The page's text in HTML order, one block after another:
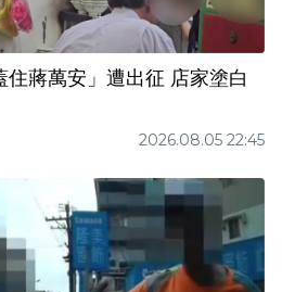
蔣萬安」遭出征 店家塗白
2026.08.05 22:45